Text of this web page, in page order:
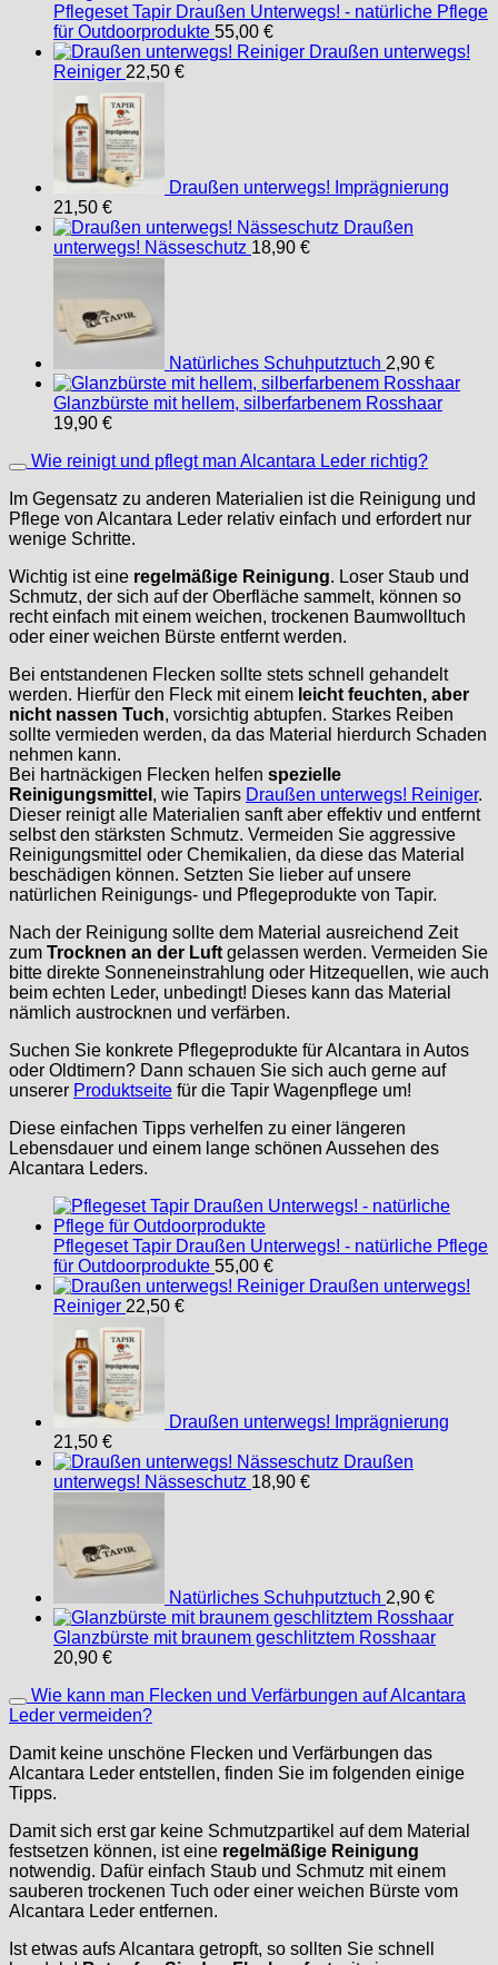
Pflegeset Tapir Draußen Unterwegs! - natürliche Pflege
für Outdoorprodukte 55,00 €
Draußen unterwegs!
Reiniger 22,50 €
Draußen unterwegs! Imprägnierung
21,50 €
Draußen
unterwegs! Nässeschutz 18,90 €
Natürliches Schuhputztuch 2,90 €
Glanzbürste mit hellem, silberfarbenem Rosshaar
19,90 €
Wie reinigt und pflegt man Alcantara Leder richtig?
Im Gegensatz zu anderen Materialien ist die Reinigung und
Pflege von Alcantara Leder relativ einfach und erfordert nur
wenige Schritte.
Wichtig ist eine regelmäßige Reinigung. Loser Staub und
Schmutz, der sich auf der Oberfläche sammelt, können so
recht einfach mit einem weichen, trockenen Baumwolltuch
oder einer weichen Bürste entfernt werden.
Bei entstandenen Flecken sollte stets schnell gehandelt
werden. Hierfür den Fleck mit einem leicht feuchten, aber
nicht nassen Tuch, vorsichtig abtupfen. Starkes Reiben
sollte vermieden werden, da das Material hierdurch Schaden
nehmen kann.
Bei hartnäckigen Flecken helfen spezielle
Reinigungsmittel , wie Tapirs Draußen unterwegs! Reiniger.
Dieser reinigt alle Materialien sanft aber effektiv und entfernt
selbst den stärksten Schmutz. Vermeiden Sie aggressive
Reinigungsmittel oder Chemikalien, da diese das Material
beschädigen können. Setzten Sie lieber auf unsere
natürlichen Reinigungs- und Pflegeprodukte von Tapir.
Nach der Reinigung sollte dem Material ausreichend Zeit
zum Trocknen an der Luft gelassen werden. Vermeiden Sie
bitte direkte Sonneneinstrahlung oder Hitzequellen, wie auch
beim echten Leder, unbedingt! Dieses kann das Material
nämlich austrocknen und verfärben.
Suchen Sie konkrete Pflegeprodukte für Alcantara in Autos
oder Oldtimern? Dann schauen Sie sich auch gerne auf
unserer Produktseite für die Tapir Wagenpflege um!
Diese einfachen Tipps verhelfen zu einer längeren
Lebensdauer und einem lange schönen Aussehen des
Alcantara Leders.
Pflegeset Tapir Draußen Unterwegs! - natürliche Pflege
für Outdoorprodukte 55,00 €
Draußen unterwegs!
Reiniger 22,50 €
Draußen unterwegs! Imprägnierung
21,50 €
Draußen
unterwegs! Nässeschutz 18,90 €
Natürliches Schuhputztuch 2,90 €
Glanzbürste mit braunem geschlitztem Rosshaar
20,90 €
Wie kann man Flecken und Verfärbungen auf Alcantara
Leder vermeiden?
Damit keine unschöne Flecken und Verfärbungen das
Alcantara Leder entstellen, finden Sie im folgenden einige
Tipps.
Damit sich erst gar keine Schmutzpartikel auf dem Material
festsetzen können, ist eine regelmäßige Reinigung
notwendig. Dafür einfach Staub und Schmutz mit einem
sauberen trockenen Tuch oder einer weichen Bürste vom
Alcantara Leder entfernen.
Ist etwas aufs Alcantara getropft, so sollten Sie schnell